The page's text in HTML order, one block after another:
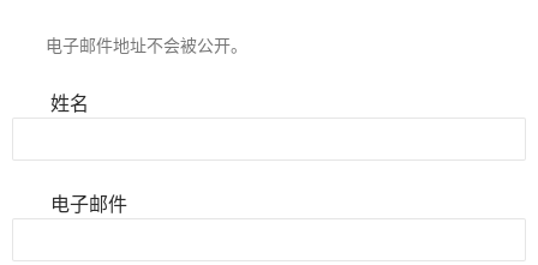
电子邮件地址不会被公开。
姓名
电子邮件